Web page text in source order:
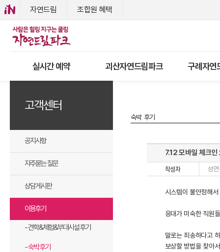
자연드림 조합원 혜택
실시간 예약 괴산자연드림파크 구례자연
고객센터
공지사항
자주묻는 질문
상담게시판
이용후기
- 견학&체험&부대시설 후기
- 숙박 후기
숙박 후기
7.12 모바일 체크인
성
시스템이 불안정해
응대가 미숙한 직원
말로는 죄송하다고
보상할 방법을 찾아